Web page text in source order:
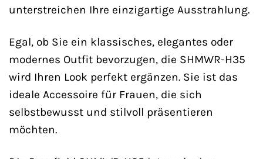
unterstreichen Ihre einzigartige Ausstrahlung.
Egal, ob Sie ein klassisches, elegantes oder
modernes Outfit bevorzugen, die SHMWR-H35
wird Ihren Look perfekt ergänzen. Sie ist das
ideale Accessoire für Frauen, die sich
selbstbewusst und stilvoll präsentieren
möchten.